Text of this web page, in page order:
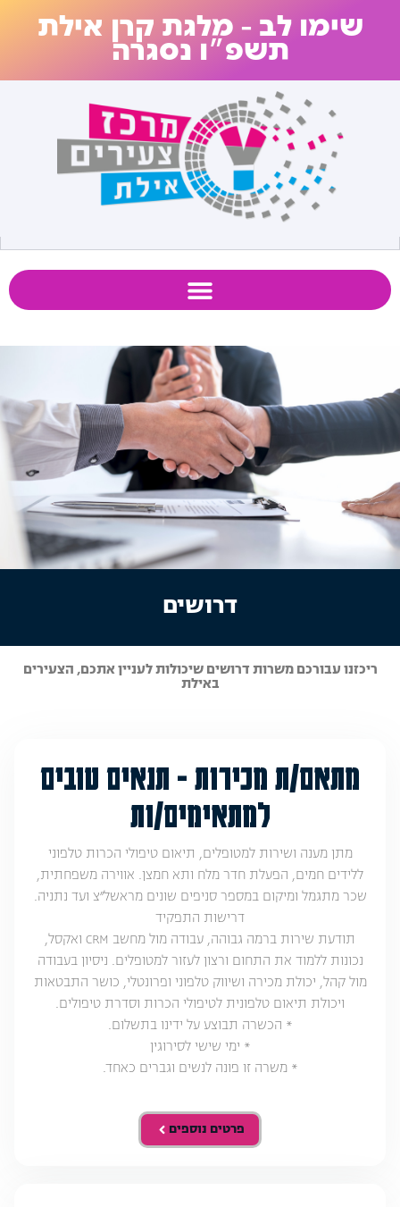
שימו לב – מלגת קרן אילת
תשפ״ו נסגרה
דרושים
ריכזנו עבורכם משרות דרושים שיכולות לעניין אתכם, הצעירים
באילת
מתאם/ת מכירות - תנאים טובים
למתאימים/ות
מתן מענה ושירות למטופלים, תיאום טיפולי הכרות טלפוני
ללידים חמים, הפעלת חדר מלח ותא חמצן. אווירה משפחתית,
שכר מתגמל ומיקום במספר סניפים שונים מראשל״צ ועד נתניה.
דרישות התפקיד
תודעת שירות ברמה גבוהה, עבודה מול מחשב CRM ואקסל,
נכונות ללמוד את התחום ורצון לעזור למטופלים. ניסיון בעבודה
מול קהל, יכולת מכירה ושיווק טלפוני ופרונטלי, כושר התבטאות
ויכולת תיאום טלפונית לטיפולי הכרות וסדרת טיפולים.
* הכשרה תבוצע על ידינו בתשלום.
* ימי שישי לסירוגין
* משרה זו פונה לנשים וגברים כאחד.
פרטים נוספים